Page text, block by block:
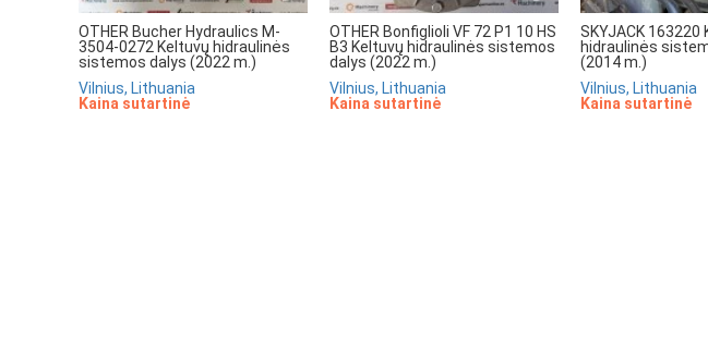
OTHER Bucher Hydraulics M-
3504-0272 Keltuvų hidraulinės
sistemos dalys (2022 m.)
Vilnius, Lithuania
Kaina sutartinė
OTHER Bonfiglioli VF 72 P1 10 HS
B3 Keltuvų hidraulinės sistemos
dalys (2022 m.)
Vilnius, Lithuania
Kaina sutartinė
SKYJACK 163220
hidraulinės
(2014 m.)
Vilnius, Lithuania
Kaina sutartinė